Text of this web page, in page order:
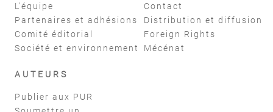
L'équipe
Partenaires et adhésions
Comité éditorial
Société et environnement
Contact
Distribution et diffusion
Foreign Rights
Mécénat
AUTEURS
Publier aux PUR